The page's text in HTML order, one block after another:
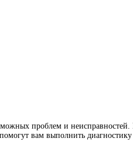
проблем и
вам выполнить диагностику